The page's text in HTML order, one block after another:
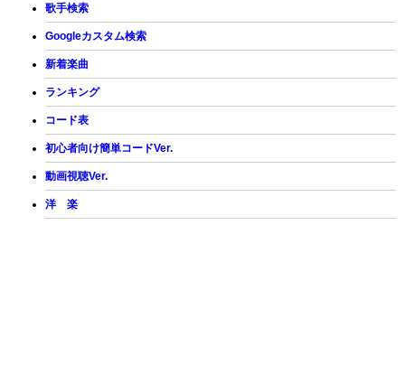
歌手検索
Googleカスタム検索
新着楽曲
ランキング
コード表
初心者向け簡単コードVer.
動画視聴Ver.
洋 楽